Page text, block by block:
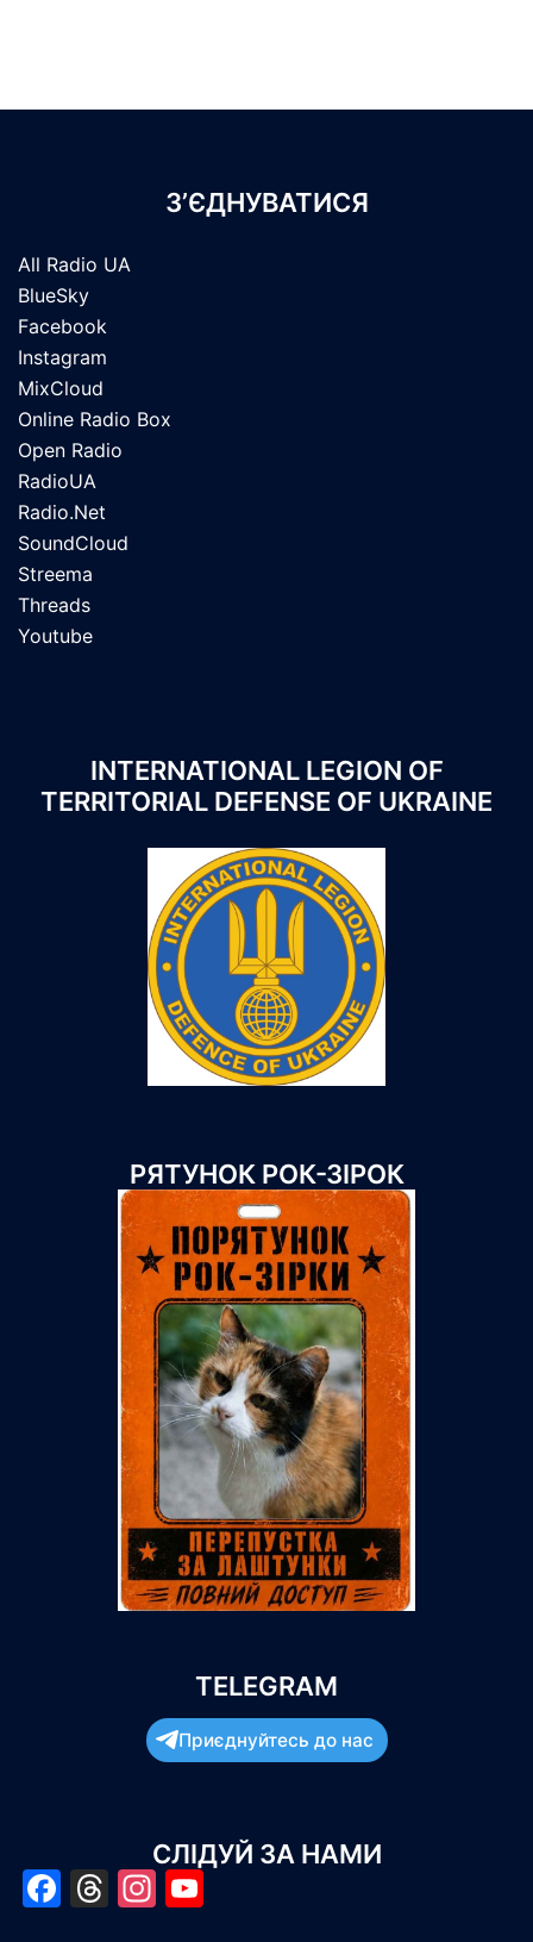
З’ЄДНУВАТИСЯ
All Radio UA
BlueSky
Facebook
Instagram
MixCloud
Online Radio Box
Open Radio
RadioUA
Radio.Net
SoundCloud
Streema
Threads
Youtube
INTERNATIONAL LEGION OF
TERRITORIAL DEFENSE OF UKRAINE
РЯТУНОК РОК-ЗІРОК
TELEGRAM
Приєднуйтесь до нас
СЛІДУЙ ЗА НАМИ
Facebook
Threads
Instagram